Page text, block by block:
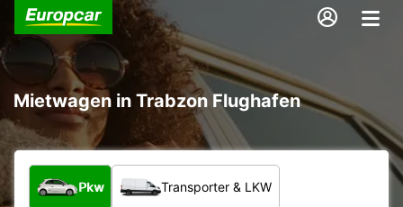
Mietwagen in Trabzon Flughafen
Welche Art von Fahrzeug?
Pkw Transporter & LKW